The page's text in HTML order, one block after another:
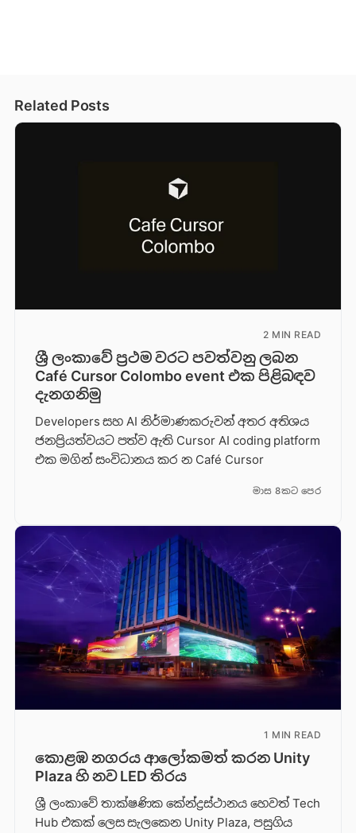
Related Posts
2 MIN READ
ශ්‍රී ලංකාවේ ප්‍රථම වරට පවත්වනු ලබන
Café Cursor Colombo event එක පිළිබඳව
දැනගනිමු
Developers සහ AI නිර්මාණකරුවන් අතර අතිශය
ජනප්‍රියත්වයට පත්ව ඇති Cursor AI coding platform
එක මගින් සංවිධානය කර න Café Cursor
මාස 8කට පෙර
1 MIN READ
කොළඹ නගරය ආලෝකමත් කරන Unity
Plaza හි නව LED තිරය
ශ්‍රී ලංකාවේ තාක්ෂණික කේන්ද්‍රස්ථානය හෙවත් Tech
Hub එකක් ලෙස සැලකෙන Unity Plaza, පසුගිය